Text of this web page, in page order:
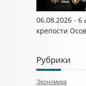
06.08.2026 - 6
крепости
Рубрики
Экономика